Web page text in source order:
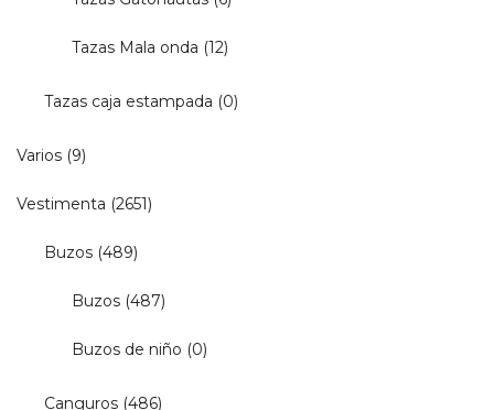
Tazas Mala onda (12)
Tazas caja estampada (0)
Varios (9)
Vestimenta (2651)
Buzos (489)
Buzos (487)
Buzos de niño (0)
Canguros (486)